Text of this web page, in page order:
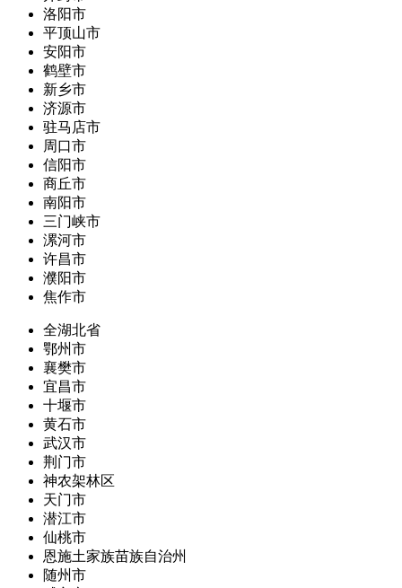
洛阳市
平顶山市
安阳市
鹤壁市
新乡市
济源市
驻马店市
周口市
信阳市
商丘市
南阳市
三门峡市
漯河市
许昌市
濮阳市
焦作市
全湖北省
鄂州市
襄樊市
宜昌市
十堰市
黄石市
武汉市
荆门市
神农架林区
天门市
潜江市
仙桃市
恩施土家族苗族自治州
随州市